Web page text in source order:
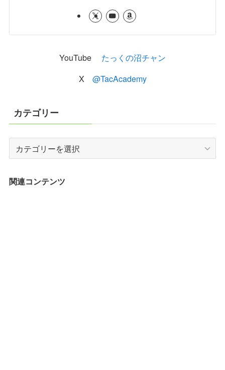
YouTube たっくの沼チャン
X @TacAcademy
カテゴリー
テ
リ
関連コンテンツ